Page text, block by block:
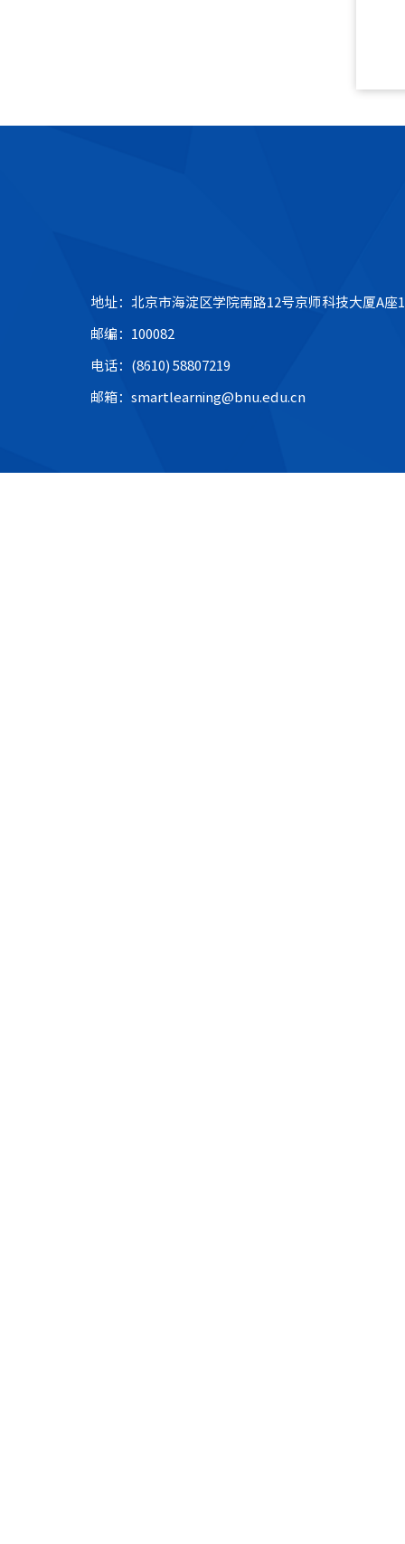
地址：北京市海淀区学院南路12号京师科技大厦A座
邮编：100082
电话：(8610) 58807219
邮箱：smartlearning@bnu.edu.cn